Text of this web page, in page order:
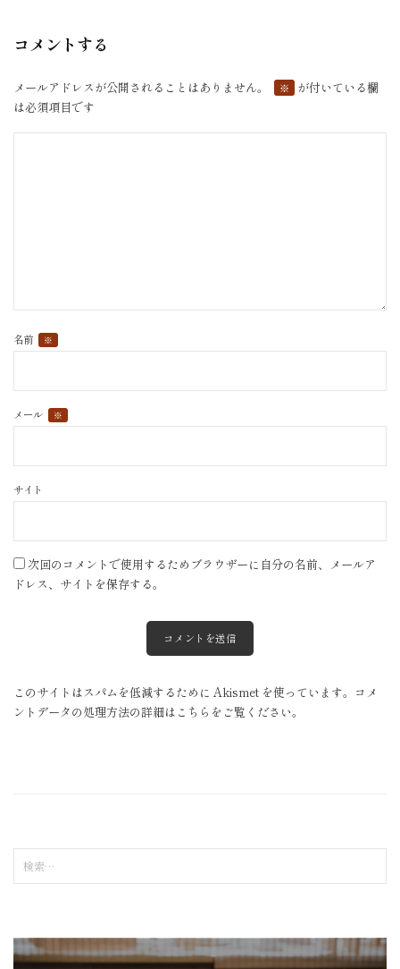
ョ
コメントする
メールアドレスが公開されることはありません。 ※
が付いている欄
は必須項目です
名前 ※
メール ※
サイト
次回のコメントで使用するためブラウザーに自分の名前、メールア
ドレス、サイトを保存する。
このサイトはスパムを低減するために Akismet を使っています。 コメ
ントデータの処理方法の詳細はこちらをご覧ください。
索